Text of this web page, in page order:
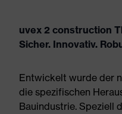
uvex 2 construction
Sicher. Innovativ.
Entwickelt wurde der
die spezifischen
Bauindustrie. Speziell